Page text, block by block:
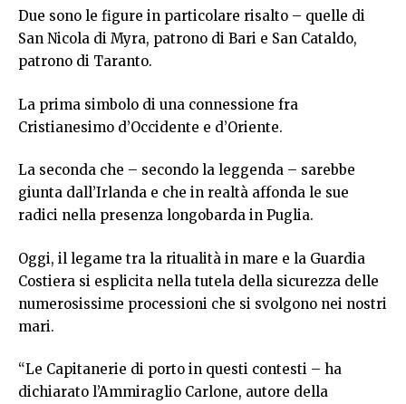
Due sono le figure in particolare risalto – quelle di
San Nicola di Myra, patrono di Bari e San Cataldo,
patrono di Taranto.
La prima simbolo di una connessione fra
Cristianesimo d’Occidente e d’Oriente.
La seconda che – secondo la leggenda – sarebbe
giunta dall’Irlanda e che in realtà affonda le sue
radici nella presenza longobarda in Puglia.
Oggi, il legame tra la ritualità in mare e la Guardia
Costiera si esplicita nella tutela della sicurezza delle
numerosissime processioni che si svolgono nei nostri
mari.
“Le Capitanerie di porto in questi contesti – ha
dichiarato l’Ammiraglio Carlone, autore della